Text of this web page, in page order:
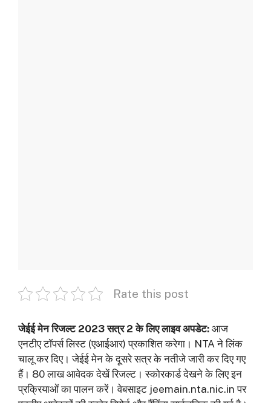
Rate this post
जेईई मेन रिजल्ट 2023 सत्र 2 के लिए लाइव अपडेट: आज
एनटीए टॉपर्स लिस्ट (एआईआर) प्रकाशित करेगा। NTA ने लिंक
चालू कर दिए। जेईई मेन के दूसरे सत्र के नतीजे जारी कर दिए गए
हैं। 80 लाख आवेदक देखें रिजल्ट। स्कोरकार्ड देखने के लिए इन
प्रक्रियाओं का पालन करें। वेबसाइट jeemain.nta.nic.in पर